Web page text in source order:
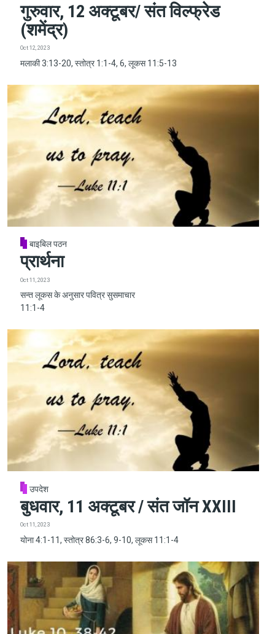
गुरुवार, 12 अक्टूबर/ संत विल्फ्रेड
(शमेंद्र)
Oct 12, 2023
मलाकी 3:13-20, स्तोत्र 1:1-4, 6, लूकस 11:5-13
बाइबिल पठन
प्रार्थना
Oct 11, 2023
सन्त लूकस के अनुसार पवित्र सुसमाचार
11:1-4
उपदेश
बुधवार, 11 अक्टूबर / संत जॉन XXIII
Oct 11, 2023
योना 4:1-11, स्तोत्र 86:3-6, 9-10, लूकस 11:1-4